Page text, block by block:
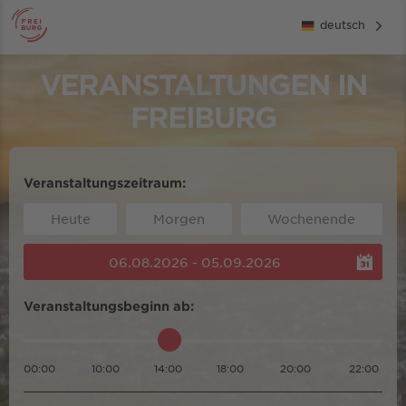
deutsch
VERANSTALTUNGEN IN
FREIBURG
Veranstaltungszeitraum:
Heute Morgen Wochenende
06.08.2026 - 05.09.2026
Veranstaltungsbeginn ab:
00:00 10:00 14:00 18:00 20:00 22:00